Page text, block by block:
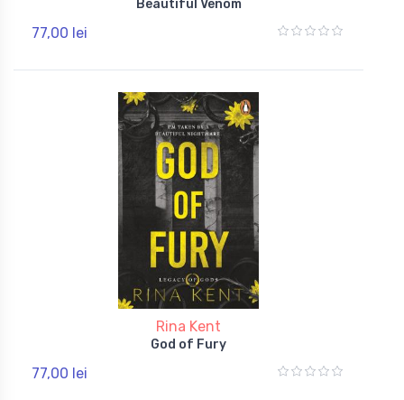
Beautiful Venom
77,00 lei
Rina Kent
God of Fury
77,00 lei